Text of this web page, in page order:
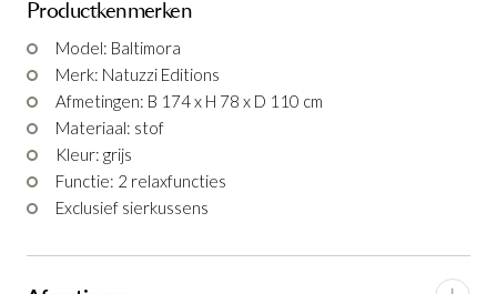
Productkenmerken
Model: Baltimora
Merk: Natuzzi Editions
Afmetingen: B 174 x H 78 x D 110 cm
Materiaal: stof
Kleur: grijs
Functie: 2 relaxfuncties
Exclusief sierkussens
Productnummer: G11100029387
€ 5.085,00 incl. BTW
GA NAAR WINKELMANDJE
OF VERDER WINKELEN